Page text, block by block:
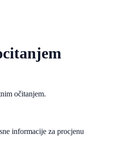
očitanjem.
informacije za procjenu